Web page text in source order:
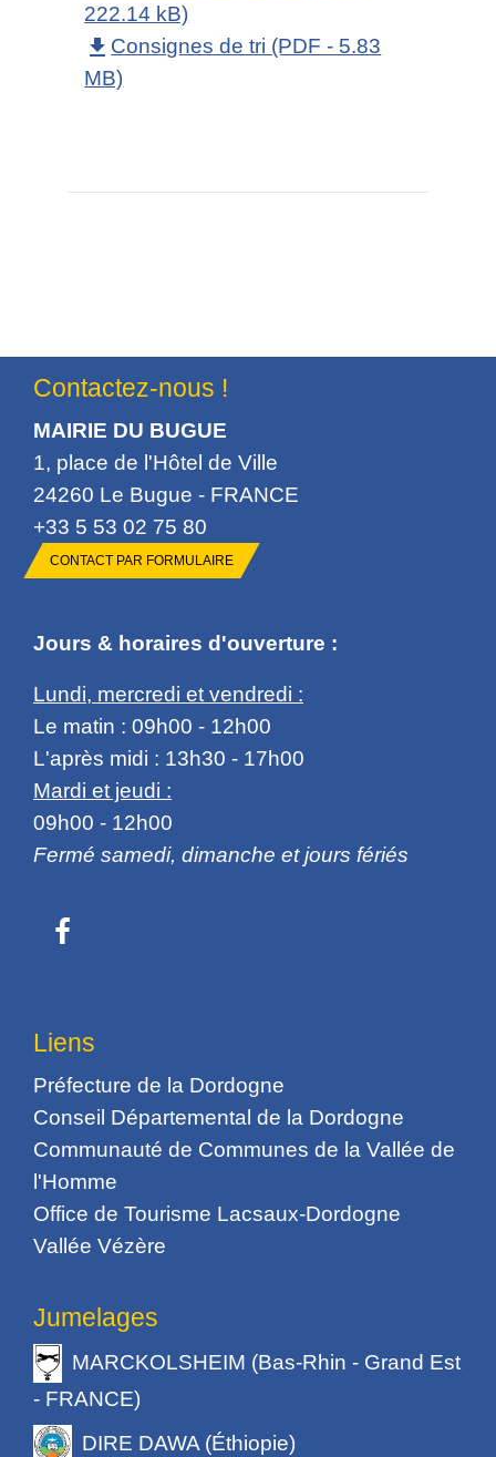
222.14 kB)
file_downloadConsignes de tri (PDF - 5.83
MB)
Contactez-nous !
MAIRIE DU BUGUE
1, place de l'Hôtel de Ville
24260 Le Bugue - FRANCE
+33 5 53 02 75 80
CONTACT PAR FORMULAIRE
Jours & horaires d'ouverture :
Lundi, mercredi et vendredi :
Le matin : 09h00 - 12h00
L'après midi : 13h30 - 17h00
Mardi et jeudi :
09h00 - 12h00
Fermé samedi, dimanche et jours fériés
Liens
Préfecture de la Dordogne
Conseil Départemental de la Dordogne
Communauté de Communes de la Vallée de
l'Homme
Office de Tourisme Lacsaux-Dordogne
Vallée Vézère
Jumelages
MARCKOLSHEIM (Bas-Rhin - Grand Est
- FRANCE)
DIRE DAWA (Éthiopie)